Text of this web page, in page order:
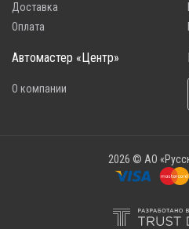
Доставка
Оплата
Автомастер «Центр»
О компании
2026 © АО